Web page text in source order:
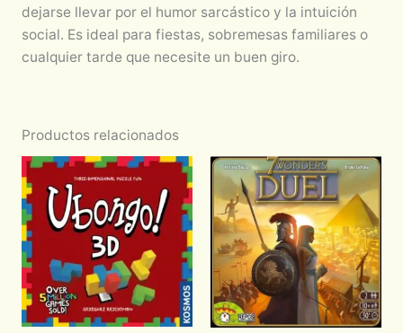
dejarse llevar por el humor sarcástico y la intuición
social. Es ideal para fiestas, sobremesas familiares o
cualquier tarde que necesite un buen giro.
Productos relacionados